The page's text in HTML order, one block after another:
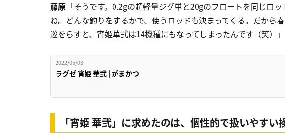
藤原 「そうです。0.2gの超軽量ジグ単と20gのフロートを同じロ
ね。どんな釣りをするかで、使うロッドも決まってくる。だから
巡をらすと、宵姫華弐は14機種にもなってしまったんです（笑）」
2022/05/03
ラグゼ 宵姫 華弐 | がまかつ
「宵姫 華弐」に求めたのは、個性的で扱いやすい